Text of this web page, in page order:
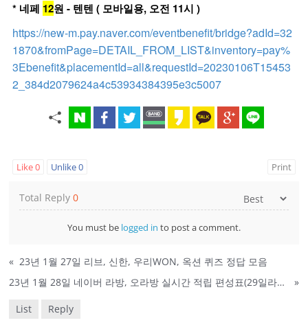
* 네페 12원 - 텐텐 ( 모바일용, 오전 11시 )
https://new-m.pay.naver.com/eventbenefit/bridge?adId=32
1870&fromPage=DETAIL_FROM_LIST&inventory=pay%
3Ebenefit&placementId=all&requestId=20230106T15453
2_384d2079624a4c53934384395e3c5007
Like0 Unlike0 Print
Total Reply0
You must be logged in to post a comment.
« 23년 1월 27일 리브, 신한, 우리WON, 옥션 퀴즈 정답 모음
23년 1월 28일 네이버 라방, 오라방 실시간 적립 편성표(29일라방X)
»
List Reply